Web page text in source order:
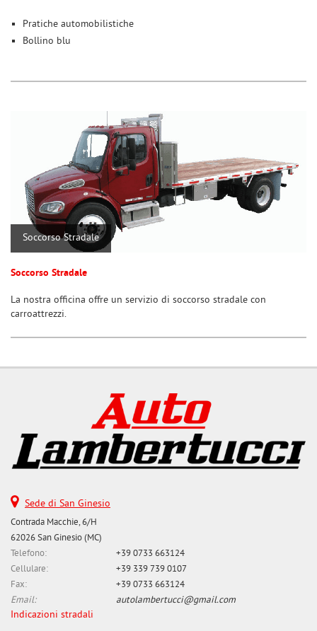
Pratiche automobilistiche
Bollino blu
Soccorso Stradale
Soccorso Stradale
La nostra officina offre un servizio di soccorso stradale con
carroattrezzi.
Sede di San Ginesio
Contrada Macchie, 6/H
62026 San Ginesio (MC)
Telefono:
+39 0733 663124
Cellulare:
+39 339 739 0107
Fax:
+39 0733 663124
Email:
autolambertucci@gmail.com
Indicazioni stradali